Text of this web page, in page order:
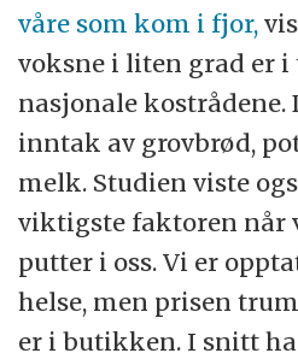
våre som kom i fjor,
voksne i liten grad er i
nasjonale kostrådene.
inntak av grovbrød,
melk. Studien viste
viktigste faktoren når
putter i oss. Vi er
helse, men prisen
er i butikken. I snitt